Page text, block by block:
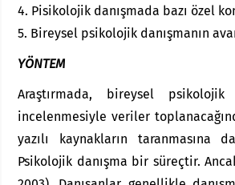
4. Pisikolojik danışmada bazı özel
5. Bireysel psikolojik danışmanın
YÖNTEM
Araştırmada, bireysel psikolojik
incelenmesiyle veriler
yazılı kaynakların taranmasına
Psikolojik danışma bir süreçtir.